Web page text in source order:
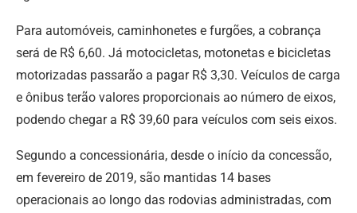
Para automóveis, caminhonetes e furgões, a cobrança
será de R$ 6,60. Já motocicletas, motonetas e bicicletas
motorizadas passarão a pagar R$ 3,30. Veículos de carga
e ônibus terão valores proporcionais ao número de eixos,
podendo chegar a R$ 39,60 para veículos com seis eixos.
Segundo a concessionária, desde o início da concessão,
em fevereiro de 2019, são mantidas 14 bases
operacionais ao longo das rodovias administradas, com